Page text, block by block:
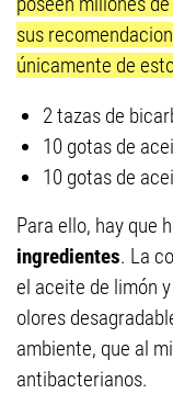
sus
únicamente de
2 tazas de
10 gotas de
10 gotas de
Para ello, hay que
ingredientes. La
el aceite de limón
olores
ambiente, que al
antibacterianos.